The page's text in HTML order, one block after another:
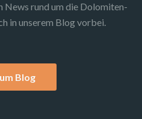
rund um die Dolomiten-
in unserem Blog vorbei.
Blog